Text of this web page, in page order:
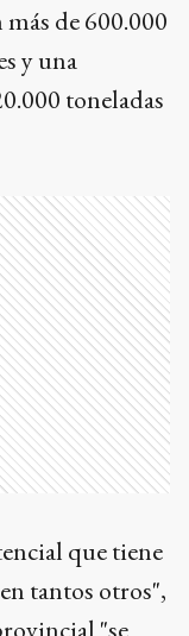
de 600.000
y una
toneladas
que tiene
tantos otros",
"se